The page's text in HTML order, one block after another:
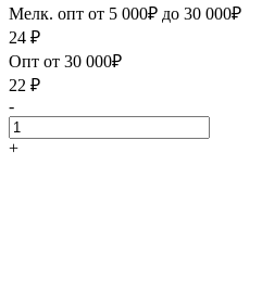
Мелк. опт от 5 000₽ до 30 000₽
24 ₽
Опт от 30 000₽
22 ₽
-
+